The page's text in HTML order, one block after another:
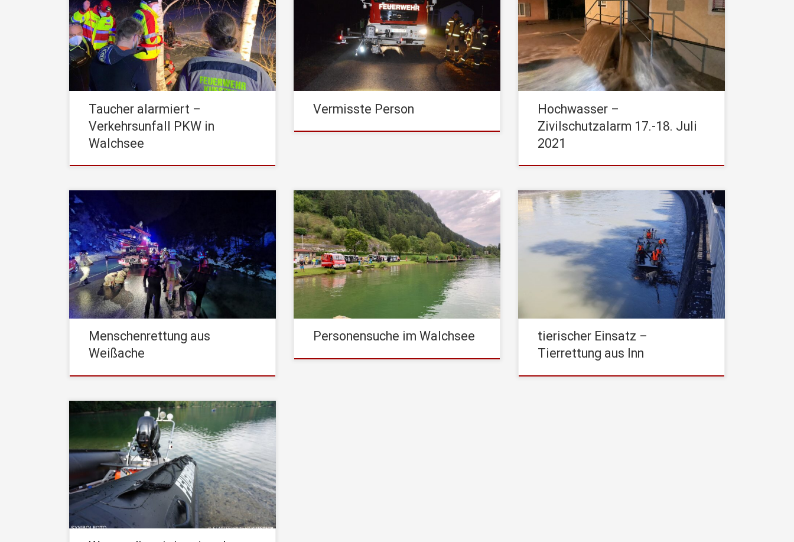
Verkehrsunfall (PKW im Wasser) in Walchsee zur
Unterstützung mit der Taucherstaffel, sowie den
schweren Rüstfahrzeug (SRF) alarmiert. Ein
PKW ist aus noch ungeklärter Ursache von der
Straße abgekommen und anschließend in den
Walchsee gestürzt, wo das Fahrzeug […]
Taucher alarmiert –
Verkehrsunfall PKW in
Walchsee
Bundespolizei zu einem Sucheinsatz
angefordert. Vermisst wurde eine 50-jährige
Frau, die aus ihrer Wohnung abgängig war.
Neben der Feuerwehr Kufstein, die sich mit dem
Boot am Inn, bei der Suche beteiligte, waren
auch noch das Drohnenteam des BFV Kufstein,
[…]
Vermisste Person
Erstalarmierung am 17.07.2021 um 21:00 Uhr –
noch mittels stiller Alarmierung durch die
Leitstelle Tirol. Nach Lageerkundungen: weitere
stille Alarmierungen und Erhöhung der
Alarmstufe – somit Sirenenalarm für die Stadt
Kufstein (Signal Feuerwehralarmierung) um
21:30 […]
Hochwasser –
Zivilschutzalarm 17.-18. Juli
2021
Am Freitag, den 29. Jänner 2021, wurde die
STADTFEUERWEHR Kufstein um 18:45 Uhr von
der Leitstelle Tirol mittels stiller Alarmierung zu
einem Ertrinkungsunfall gerufen. Einsatzstichwort
war dabei: Person im Wasser – Menschenrettung
aus Fließgewässer Der Rettungsdienst traf noch
vor den ersten Kräften der STADTFEUERWEHR
Kufstein ein und informierte uns, dass […]
Menschenrettung aus
Weißache
Am Mittwoch, den 22. Juli 2020, wurde die
STADTFEUERWEHR Kufstein um 18:40 Uhr von
der Leitstelle Tirol mittels stiller Alarmierung zu
einem Personen – Sucheinsatz an den Walchsee
alarmiert. Nach Kontaktaufnahme mit dem
Einsatzleiter der FF Walchsee und der Leitstelle
Tirol wurde die Lage dahingehend
bekanntgegeben, dass im nördlichen […]
Personensuche im Walchsee
Am Donnerstag, den 07. Mai 2020, wurde die
STADTFEUERWEHR Kufstein um 10:55 Uhr von
der Leitstelle Tirol mittels stiller Alarmierung zu
einer Tierrettung gerufen. Einsatzstichwort war
dabei: THL Tierrettung aus Fließgewässer (Inn)
Nach Erkundung durch den Einsatzleiter bot sich
folgende Lage: Eine Frau war mit ihren 3
Hunden auf der […]
tierischer Einsatz –
Tierrettung aus Inn
Am Donnerstag, den 27. Februar 2020, wurde
die STADTFEUERWEHR Kufstein um 09:44 Uhr
mittels stiller Alarmierung zu einem
Wasserdiensteinsatz alarmiert. Einsatzstichwort
war dabei „Ertrinkungsunfall Gewässer – Inn,
Höhe Bahnhofsbrücke“ Aus bislang ungeklärter
Ursache war eine Person in die Strömung des
Inn geraten. Passanten entdeckten die im
Wasser treibende Person auf […]